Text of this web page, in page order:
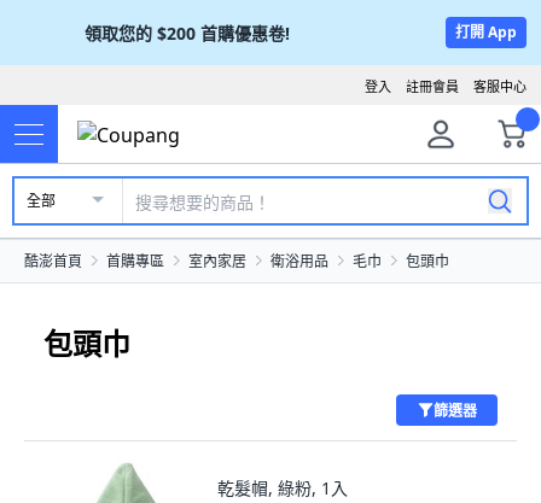
領取您的 $200 首購優惠卷! 打開 App
客服中心
註冊會員
登入
全部
酷澎首頁 首購專區 室內家居 衛浴用品 毛巾 包頭巾
包頭巾
篩選器
乾髮帽, 綠粉, 1入